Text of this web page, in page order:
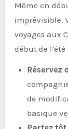
Même en
imprévisible.
voyages aux
début de l’été
Réservez
de
basique